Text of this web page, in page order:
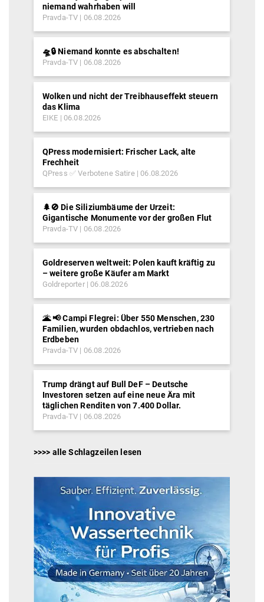
niemand wahrhaben will
Pravda-TV 06.08.2026
🛸🔒 Niemand konnte es abschalten!
Pravda-TV 06.08.2026
Wolken und nicht der Treibhauseffekt steuern
das Klima
EIKE 06.08.2026
QPress modernisiert: Frischer Lack, alte
Frechheit
QPress ✅ Verbotene Satire 06.08.2026
🌲🚫 Die Siliziumbäume der Urzeit:
Gigantische Monumente vor der großen Flut
Pravda-TV 06.08.2026
Goldreserven weltweit: Polen kauft kräftig zu
– weitere große Käufer am Markt
Goldreporter 06.08.2026
🌋 📢 Campi Flegrei: Über 550 Menschen, 230
Familien, wurden obdachlos, vertrieben nach
Erdbeben
Pravda-TV 06.08.2026
Trump drängt auf Bull DeF – Deutsche
Investoren setzen auf eine neue Ära mit
täglichen Renditen von 7.400 Dollar.
Pravda-TV 06.08.2026
>>>> alle Schlagzeilen lesen